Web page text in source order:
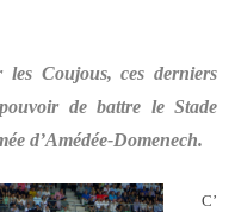
Coujous, ces derniers
de battre le Stade
d’Amédée-Domenech.
C’